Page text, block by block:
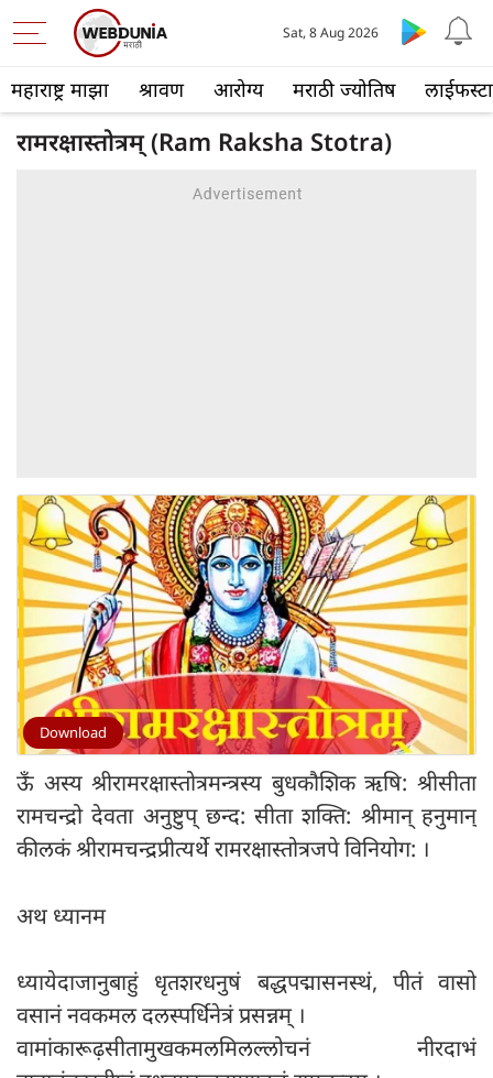
महाराष्ट्र माझा श्रावण आरोग्य मराठी ज्योतिष
Sat, 8 Aug 2026
रामरक्षास्तोत्रम्‌ (Ram Raksha Stotra)
Download
ऊँ अस्य श्रीरामरक्षास्तोत्रमन्त्रस्य बुधकौशिक ऋषि: श्रीसीता
रामचन्द्रो देवता अनुष्टुप् छन्द: सीता शक्ति: श्रीमान् हनुमान्
कीलकं श्रीरामचन्द्रप्रीत्यर्थे रामरक्षास्तोत्रजपे विनियोग: ।
अथ ध्यानम
ध्यायेदाजानुबाहुं धृतशरधनुषं बद्धपद्मासनस्थं, पीतं वासो
वसानं नवकमल दलस्पर्धिनेत्रं प्रसन्नम् ।
वामांकारूढ़सीतामुखकमलमिलल्लोचनं नीरदाभं